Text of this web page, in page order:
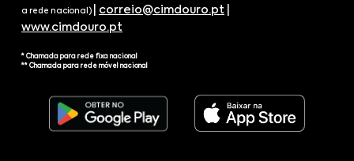
a rede nacional) correio@cimdouro.pt
www.cimdouro.pt
* Chamada para rede fixa nacional
** Chamada para rede móvel nacional